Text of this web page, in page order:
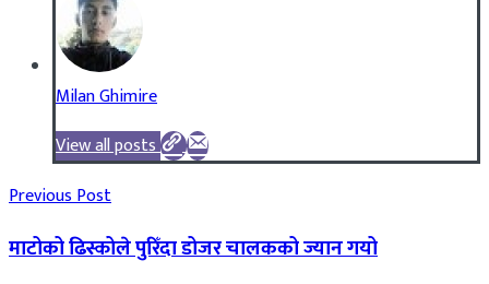
Milan Ghimire
View all posts
Previous Post
माटोको ढिस्कोले पुरिँदा डोजर चालकको ज्यान गयो